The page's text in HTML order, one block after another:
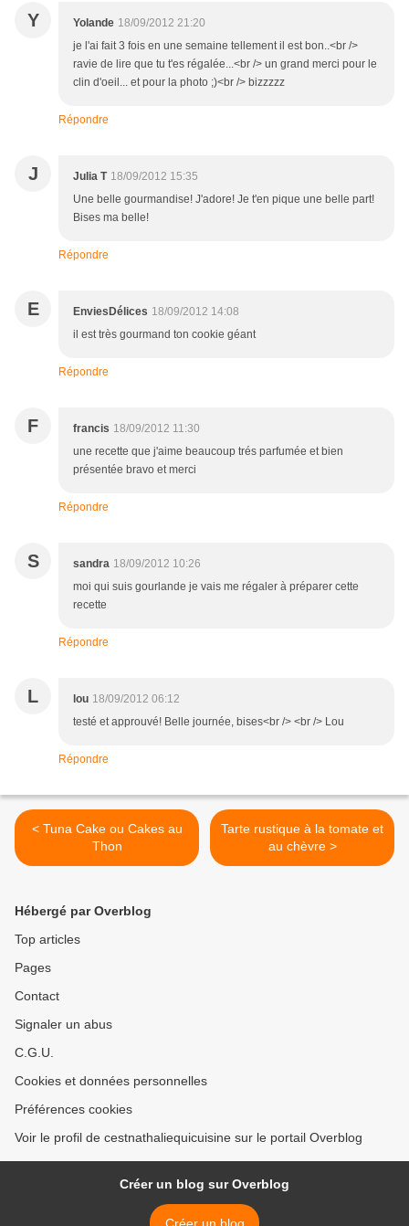
Y Yolande 18/09/2012 21:20
je l'ai fait 3 fois en une semaine tellement il est bon..<br />
ravie de lire que tu t'es régalée...<br /> un grand merci pour le
clin d'oeil... et pour la photo ;)<br /> bizzzzz
Répondre
J Julia T 18/09/2012 15:35
Une belle gourmandise! J'adore! Je t'en pique une belle part!
Bises ma belle!
Répondre
E EnviesDélices 18/09/2012 14:08
il est très gourmand ton cookie géant
Répondre
F francis 18/09/2012 11:30
une recette que j'aime beaucoup trés parfumée et bien
présentée bravo et merci
Répondre
S sandra 18/09/2012 10:26
moi qui suis gourlande je vais me régaler à préparer cette
recette
Répondre
L lou 18/09/2012 06:12
testé et approuvé! Belle journée, bises<br /> <br /> Lou
Répondre
< Tuna Cake ou Cakes au
Thon
Tarte rustique à la tomate et
au chèvre >
Hébergé par Overblog
Top articles
Pages
Contact
Signaler un abus
C.G.U.
Cookies et données personnelles
Préférences cookies
Voir le profil de cestnathaliequicuisine sur le portail Overblog
Créer un blog sur Overblog